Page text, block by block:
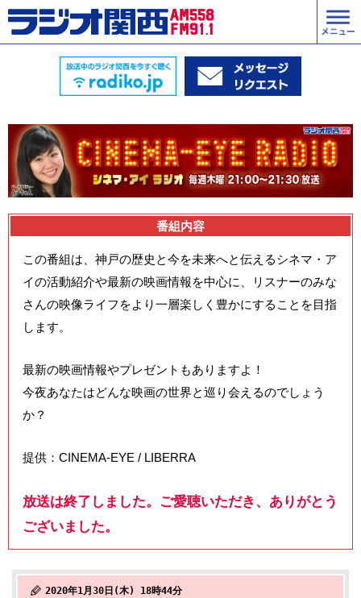
番組内容
この番組は、神戸の歴史と今を未来へと伝えるシネマ・ア
イの活動紹介や最新の映画情報を中心に、リスナーのみな
さんの映像ライフをより一層楽しく豊かにすることを目指
します。
最新の映画情報やプレゼントもありますよ！
今夜あなたはどんな映画の世界と巡り会えるのでしょう
か？
提供：CINEMA-EYE / LIBERRA
放送は終了しました。ご愛聴いただき、ありがとう
ございました。
2020年1月30日(木) 18時44分